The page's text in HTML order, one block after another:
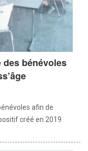
des bénévoles
afin de
créé en 2019